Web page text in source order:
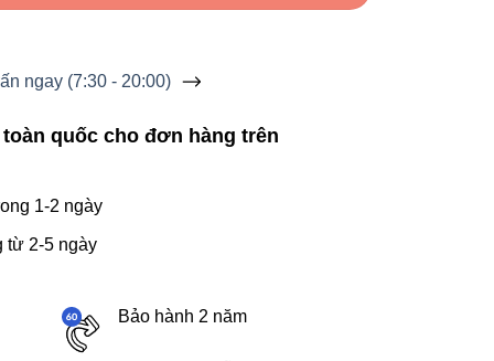
ngay (7:30 - 20:00)
quốc cho đơn hàng trên
1-2 ngày
từ 2-5 ngày
Bảo hành 2 năm